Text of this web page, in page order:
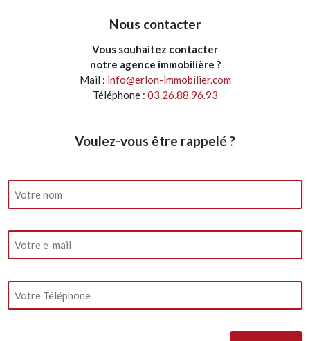
Nous contacter
Vous souhaitez contacter
notre agence immobilière ?
Mail : info@erlon-immobilier.com
Téléphone : 03.26.88.96.93
Voulez-vous être rappelé ?